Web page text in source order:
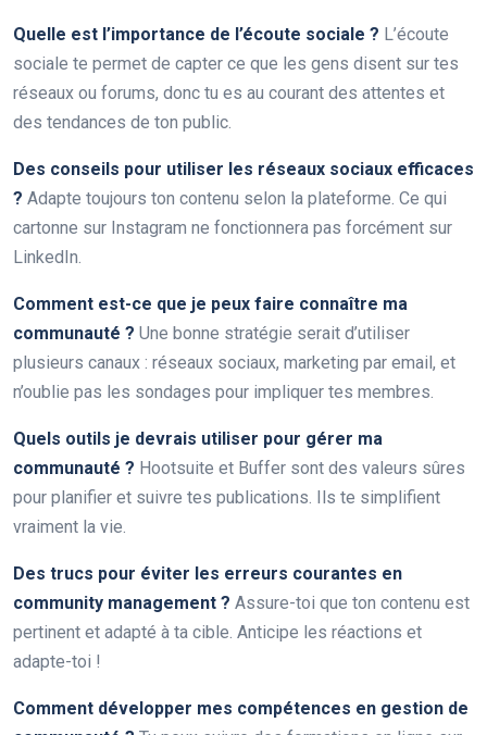
Quelle est l’importance de l’écoute sociale ? L’écoute
sociale te permet de capter ce que les gens disent sur tes
réseaux ou forums, donc tu es au courant des attentes et
des tendances de ton public.
Des conseils pour utiliser les réseaux sociaux efficaces
? Adapte toujours ton contenu selon la plateforme. Ce qui
cartonne sur Instagram ne fonctionnera pas forcément sur
LinkedIn.
Comment est-ce que je peux faire connaître ma
communauté ? Une bonne stratégie serait d’utiliser
plusieurs canaux : réseaux sociaux, marketing par email, et
n’oublie pas les sondages pour impliquer tes membres.
Quels outils je devrais utiliser pour gérer ma
communauté ? Hootsuite et Buffer sont des valeurs sûres
pour planifier et suivre tes publications. Ils te simplifient
vraiment la vie.
Des trucs pour éviter les erreurs courantes en
community management ? Assure-toi que ton contenu est
pertinent et adapté à ta cible. Anticipe les réactions et
adapte-toi !
Comment développer mes compétences en gestion de